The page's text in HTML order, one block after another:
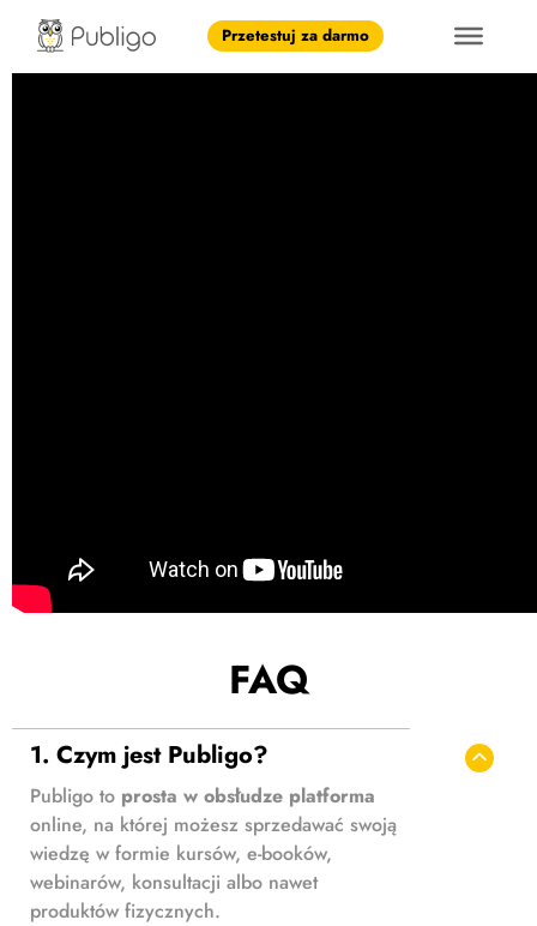
Przetestuj za darmo
FAQ
1. Czym jest Publigo?
Publigo to prosta w obsłudze platforma
online, na której możesz sprzedawać swoją
wiedzę w formie kursów, e-booków,
webinarów, konsultacji albo nawet
produktów fizycznych.